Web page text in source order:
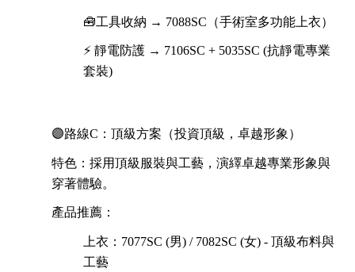
🧰工具收納 → 7088SC（手術室多功能上衣）
⚡ 靜電防護 → 7106SC + 5035SC (抗靜電專業
套裝)
🟣路線C：頂級方案（投資頂級，卓越形象）
特色：採用頂級服裝與工藝，演繹卓越專業形象與
穿著體驗。
產品推薦：
上衣：7077SC (男) / 7082SC (女) - 頂級布料與
工藝